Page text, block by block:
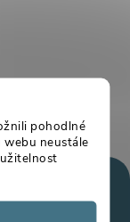
pohodlné
neustále